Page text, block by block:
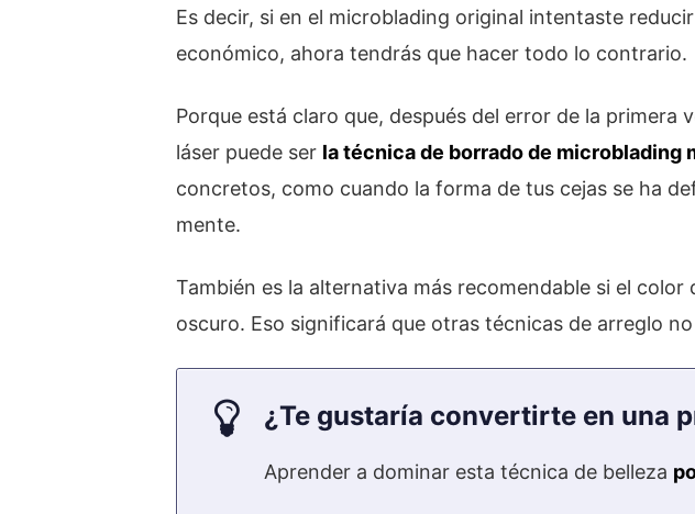
Es decir, si en el microblading original intentaste
económico, ahora tendrás que hacer todo lo contrario.
Porque está claro que, después del error de la primera
láser puede ser la técnica de borrado de microblading
concretos, como cuando la forma de tus cejas se ha
mente.
También es la alternativa más recomendable si el
oscuro. Eso significará que otras técnicas de arreglo
¿Te gustaría convertirte en una
Aprender a dominar esta técnica de belleza